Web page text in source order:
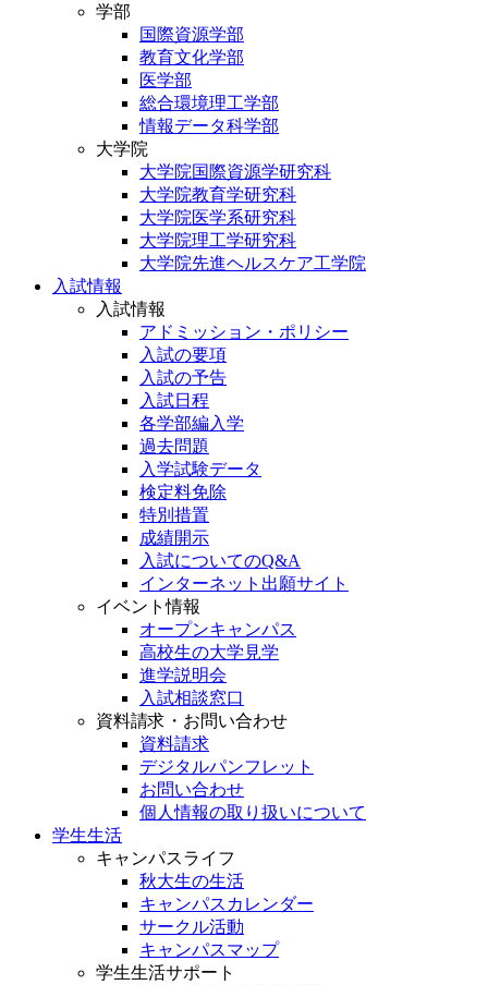
学部
国際資源学部
教育文化学部
医学部
総合環境理工学部
情報データ科学部
大学院
大学院国際資源学研究科
大学院教育学研究科
大学院医学系研究科
大学院理工学研究科
大学院先進ヘルスケア工学院
入試情報
入試情報
アドミッション・ポリシー
入試の要項
入試の予告
入試日程
各学部編入学
過去問題
入学試験データ
検定料免除
特別措置
成績開示
入試についてのQ&A
インターネット出願サイト
イベント情報
オープンキャンパス
高校生の大学見学
進学説明会
入試相談窓口
資料請求・お問い合わせ
資料請求
デジタルパンフレット
お問い合わせ
個人情報の取り扱いについて
学生生活
キャンパスライフ
秋大生の生活
キャンパスカレンダー
サークル活動
キャンパスマップ
学生生活サポート